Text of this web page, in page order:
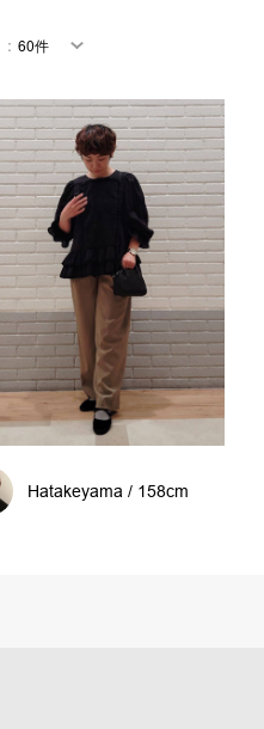
：
Hatakeyama / 158cm